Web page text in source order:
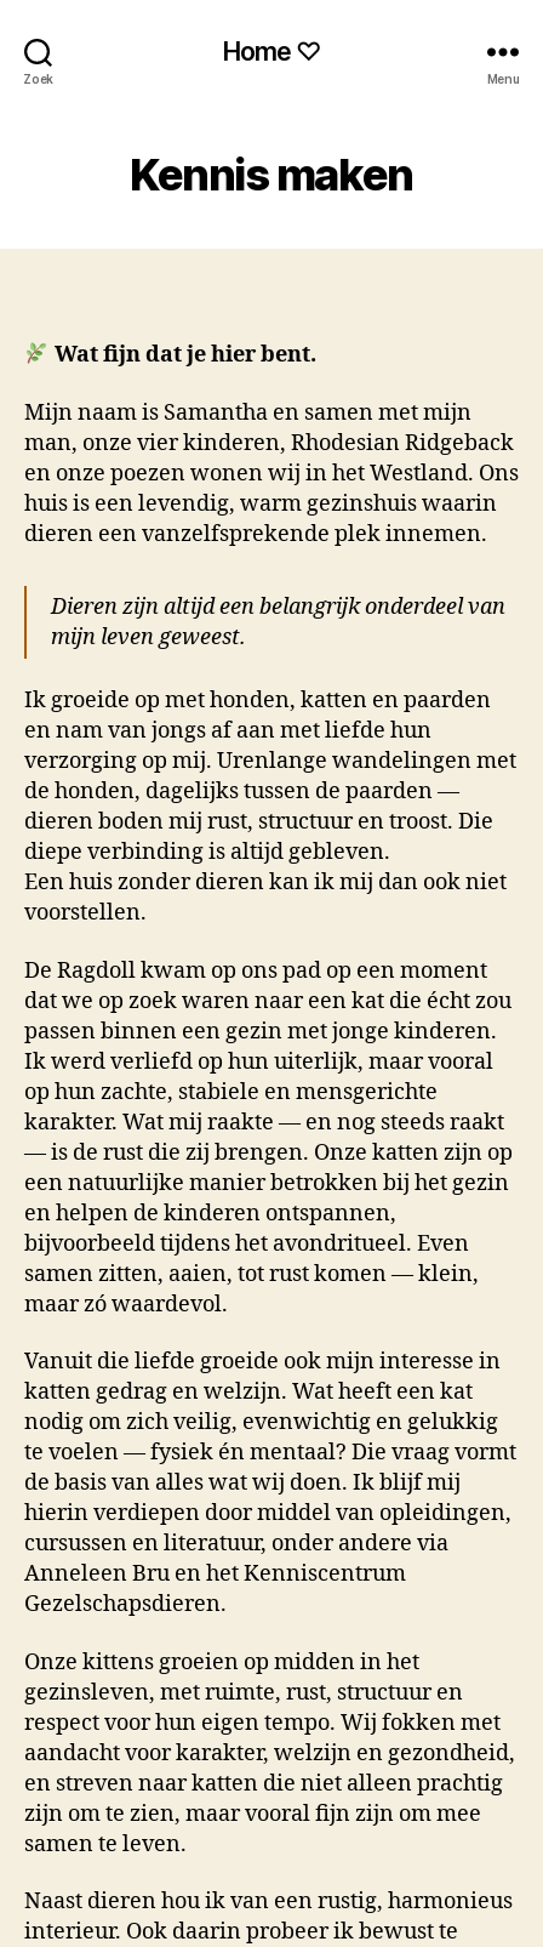
Zoek
Home ♡
Menu
Kennis maken
Wat fijn dat je hier bent.
Mijn naam is Samantha en samen met mijn
man, onze vier kinderen, Rhodesian Ridgeback
en onze poezen wonen wij in het Westland. Ons
huis is een levendig, warm gezinshuis waarin
dieren een vanzelfsprekende plek innemen.
Dieren zijn altijd een belangrijk onderdeel van
mijn leven geweest.
Ik groeide op met honden, katten en paarden
en nam van jongs af aan met liefde hun
verzorging op mij. Urenlange wandelingen met
de honden, dagelijks tussen de paarden —
dieren boden mij rust, structuur en troost. Die
diepe verbinding is altijd gebleven.
Een huis zonder dieren kan ik mij dan ook niet
voorstellen.
De Ragdoll kwam op ons pad op een moment
dat we op zoek waren naar een kat die écht zou
passen binnen een gezin met jonge kinderen.
Ik werd verliefd op hun uiterlijk, maar vooral
op hun zachte, stabiele en mensgerichte
karakter. Wat mij raakte — en nog steeds raakt
— is de rust die zij brengen. Onze katten zijn op
een natuurlijke manier betrokken bij het gezin
en helpen de kinderen ontspannen,
bijvoorbeeld tijdens het avondritueel. Even
samen zitten, aaien, tot rust komen — klein,
maar zó waardevol.
Vanuit die liefde groeide ook mijn interesse in
katten gedrag en welzijn. Wat heeft een kat
nodig om zich veilig, evenwichtig en gelukkig
te voelen — fysiek én mentaal? Die vraag vormt
de basis van alles wat wij doen. Ik blijf mij
hierin verdiepen door middel van opleidingen,
cursussen en literatuur, onder andere via
Anneleen Bru en het Kenniscentrum
Gezelschapsdieren.
Onze kittens groeien op midden in het
gezinsleven, met ruimte, rust, structuur en
respect voor hun eigen tempo. Wij fokken met
aandacht voor karakter, welzijn en gezondheid,
en streven naar katten die niet alleen prachtig
zijn om te zien, maar vooral fijn zijn om mee
samen te leven.
Naast dieren hou ik van een rustig, harmonieus
interieur. Ook daarin probeer ik bewust te